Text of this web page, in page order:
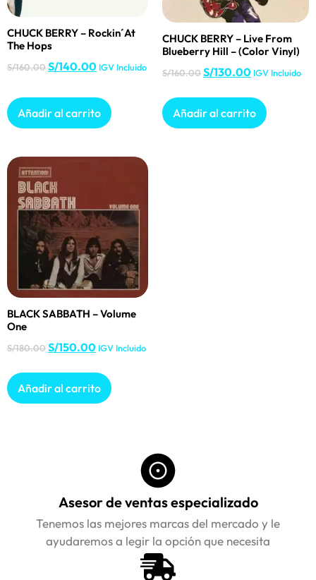
CHUCK BERRY – Rockin´At
The Hops
S/160.00S/140.00 IGV Incluido
Añadir al carrito
CHUCK BERRY – Live From
Blueberry Hill – (Color Vinyl)
S/160.00S/130.00 IGV Incluido
Añadir al carrito
BLACK SABBATH – Volume
One
S/180.00S/150.00 IGV Incluido
Añadir al carrito
Asesor de ventas especializado
Tenemos las mejores marcas del mercado y le
ayudaremos a legir la opción que necesita